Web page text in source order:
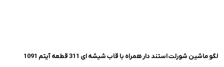
لگو ماشین شورلت استند دار همراه با قاب شیشه ای 311 قطعه آیتم 1091